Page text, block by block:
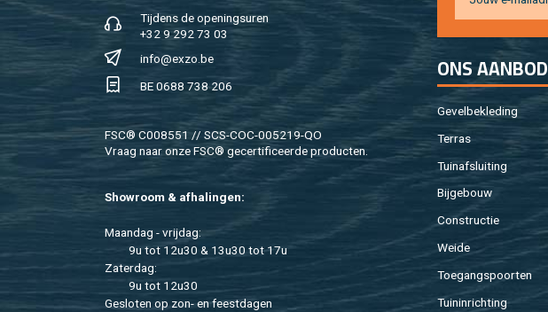
Tij­dens de ope­nings­uren
+32 9 292 73 03
info@​exzo.​be
BE 0688 738 206
FSC® C008551 // SCS-COC-005219-QO
Vraag naar onze FSC® ge­cer­ti­fi­ceer­de pro­duc­ten.
Show­room & af­ha­lin­gen:
Maan­dag - vrij­dag:
9u tot 12u30 & 13u30 tot 17u
Za­ter­dag:
9u tot 12u30
Ge­slo­ten op zon- en feest­da­gen
ONS AAN­BOD
Ge­vel­be­kle­ding
Ter­ras
Tuin­af­slui­ting
Bij­ge­bouw
Con­struc­tie
Weide
Toe­gangs­poor­ten
Tuin­in­rich­ting